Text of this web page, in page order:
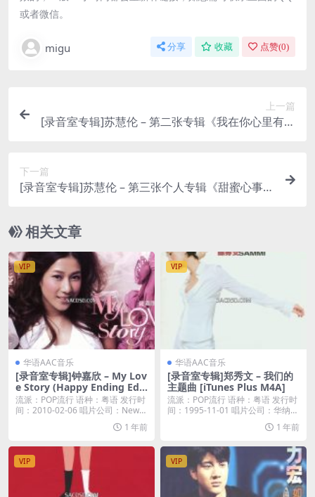
或者微信。
migu 分享 收藏 点赞(0)
上一篇
[录音室专辑]苏慧伦 – 第二张专辑《我在你心里有没
下一篇
[录音室专辑]苏慧伦 – 第三张个人专辑《甜蜜心事》
相关文章
VIP
华语AAC音乐
[录音室专辑]钟嘉欣 – My Lov
e Story (Happy Ending Edit
ion) [iTunes Plus M4A]
流派：POP流行 语种：粤语 发行时
间：2010-02-06 唱片公司：New
1 年前
VIP
华语AAC音乐
[录音室专辑]郑秀文 – 我们的
主题曲 [iTunes Plus M4A]
流派：POP流行 语种：粤语 发行时
间：1995-11-01 唱片公司：华纳唱
1 年前
VIP VIP